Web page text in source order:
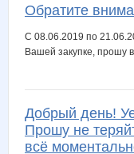
Noatel
Valletta
Обратите
С 08.06.2019 по
Вашей закупке, прошу
Добрый день!
Прошу не
всё